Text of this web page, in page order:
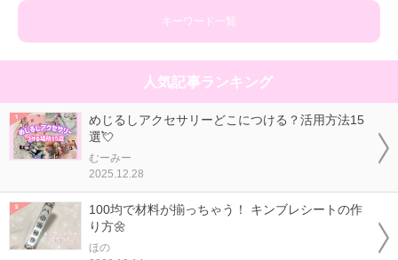
キーワード一覧
人気記事ランキング
めじるしアクセサリーどこにつける？活用方法15
選💘
むーみー
2025.12.28
100均で材料が揃っちゃう！ キンブレシートの作
り方🌼
ほの